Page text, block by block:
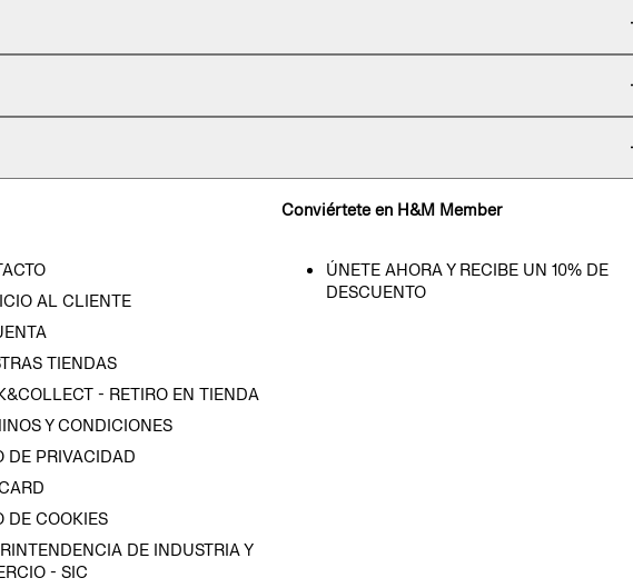
AL CLIENTE
TIENDAS
- RETIRO EN TIENDA
Y CONDICIONES
DE PRIVACIDAD
DE COOKIES
DE INDUSTRIA Y
- SIC
Conviértete en H&M Member
ÚNETE AHORA Y RECIBE UN 10% DE
DESCUENTO